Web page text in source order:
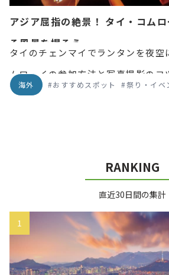
アジア屈指の絶景！ タイ・コム
る風景を撮ろう
タイのチェンマイでランタンを夜空
ムローイの参加方法と写真撮影のコ
正式名称イーペン・ランナー・イン
海外 #おすすめスポット #祭り・イベ
RANKING
直近30日間の集計
1